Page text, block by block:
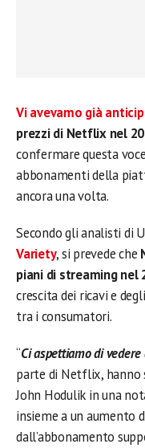
Vi avevamo già
prezzi di Netflix nel
confermare questa
abbonamenti della
ancora una volta.
Secondo gli analisti di
Variety, si prevede che
piani di streaming nel
crescita dei ricavi e
tra i consumatori.
“Ci aspettiamo di
parte di Netflix, hanno
John Hodulik in una
insieme a un aumento
dall’abbonamento